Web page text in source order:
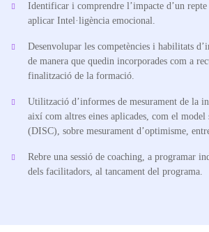
Identificar i comprendre l’impacte d’un
aplicar Intel·ligència emocional.
Desenvolupar les competències i habilitats
de manera que quedin incorporades com a
finalització de la formació.
Utilització d’informes de mesurament de la
així com altres eines aplicades, com el model
(DISC), sobre mesurament d’optimisme,
Rebre una sessió de coaching, a programar
dels facilitadors, al tancament del programa.